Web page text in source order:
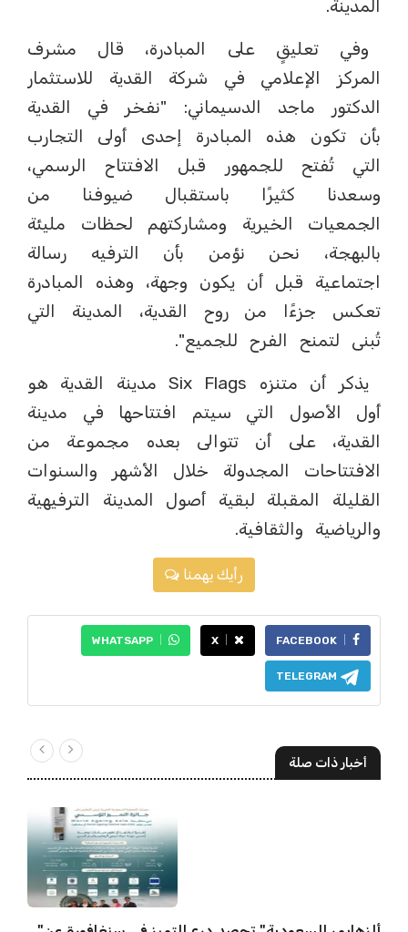
المدينة.
وفي تعليقٍ على المبادرة، قال مشرف
المركز الإعلامي في شركة القدية للاستثمار
الدكتور ماجد الدسيماني: "نفخر في القدية
بأن تكون هذه المبادرة إحدى أولى التجارب
التي تُفتح للجمهور قبل الافتتاح الرسمي،
وسعدنا كثيرًا باستقبال ضيوفنا من
الجمعيات الخيرية ومشاركتهم لحظات مليئة
بالبهجة، نحن نؤمن بأن الترفيه رسالة
اجتماعية قبل أن يكون وجهة، وهذه المبادرة
تعكس جزءًا من روح القدية، المدينة التي
تُبنى لتمنح الفرح للجميع".
يذكر أن متنزه Six Flags مدينة القدية هو
أول الأصول التي سيتم افتتاحها في مدينة
القدية، على أن تتوالى بعده مجموعة من
الافتتاحات المجدولة خلال الأشهر والسنوات
القليلة المقبلة لبقية أصول المدينة الترفيهية
والرياضية والثقافية.
رأيك يهمنا
FACEBOOK
X
WHATSAPP
TELEGRAM
أخبار ذات صلة